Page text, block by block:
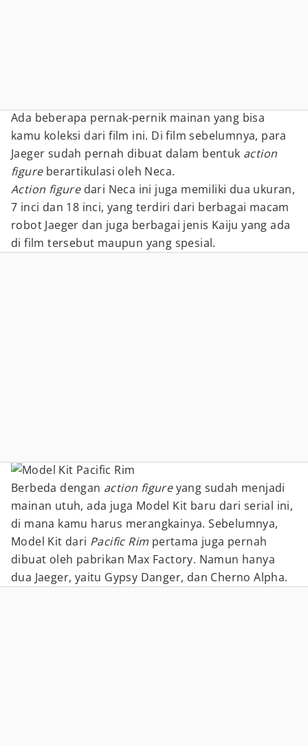
Ada beberapa pernak-pernik mainan yang bisa
kamu koleksi dari film ini. Di film sebelumnya, para
Jaeger sudah pernah dibuat dalam bentuk action
figureberartikulasi oleh Neca.
Action figuredari Neca ini juga memiliki dua ukuran,
7 inci dan 18 inci, yang terdiri dari berbagai macam
robot Jaeger dan juga berbagai jenis Kaiju yang ada
di film tersebut maupun yang spesial.
Berbeda dengan action figureyang sudah menjadi
mainan utuh, ada juga Model Kit baru dari serial ini,
di mana kamu harus merangkainya. Sebelumnya,
Model Kit dari Pacific Rim pertama juga pernah
dibuat oleh pabrikan Max Factory. Namun hanya
dua Jaeger, yaitu Gypsy Danger, dan Cherno Alpha.